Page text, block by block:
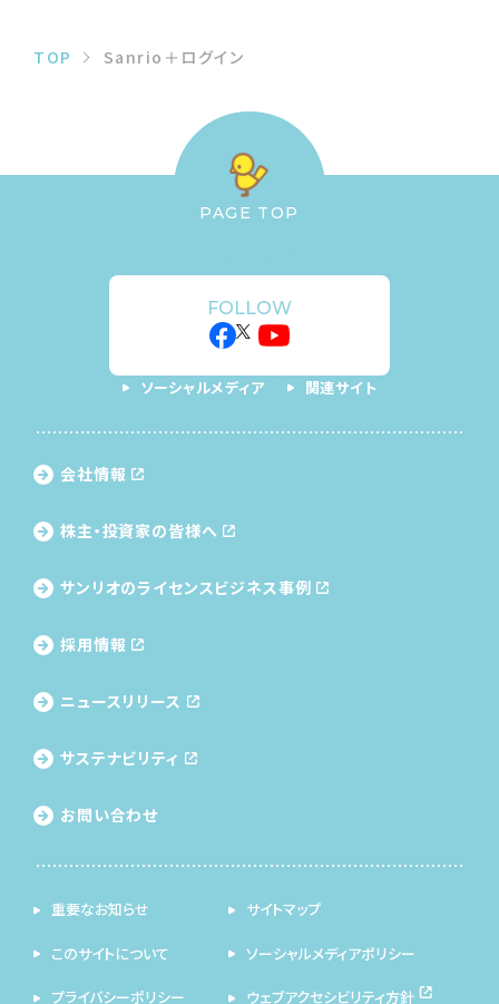
TOP Sanrio＋ログイン
PAGE TOP
FOLLOW
ソーシャルメディア 関連サイト
会社情報
株主・投資家の皆様へ
サンリオのライセンス ビジネス事例
採用情報
ニュースリリース
サステナビリティ
お問い合わせ
重要なお知らせ サイトマップ
このサイトについて ソーシャルメディアポリシー
プライバシーポリシー ウェブアクセシビリティ方針